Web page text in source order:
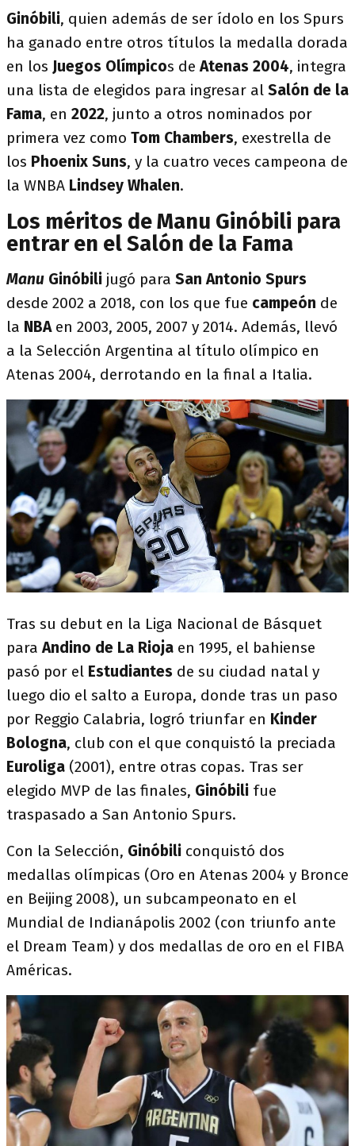
Ginóbili, quien además de ser ídolo en los Spurs
ha ganado entre otros títulos la medalla dorada
en los Juegos Olímpicos de Atenas 2004, integra
una lista de elegidos para ingresar al Salón de la
Fama, en 2022, junto a otros nominados por
primera vez como Tom Chambers, exestrella de
los Phoenix Suns, y la cuatro veces campeona de
la WNBA Lindsey Whalen.
Los méritos de Manu Ginóbili para
entrar en el Salón de la Fama
Manu Ginóbili jugó para San Antonio Spurs
desde 2002 a 2018, con los que fue campeón de
la NBA en 2003, 2005, 2007 y 2014. Además, llevó
a la Selección Argentina al título olímpico en
Atenas 2004, derrotando en la final a Italia.
Tras su debut en la Liga Nacional de Básquet
para Andino de La Rioja en 1995, el bahiense
pasó por el Estudiantes de su ciudad natal y
luego dio el salto a Europa, donde tras un paso
por Reggio Calabria, logró triunfar en Kinder
Bologna, club con el que conquistó la preciada
Euroliga (2001), entre otras copas. Tras ser
elegido MVP de las finales, Ginóbili fue
traspasado a San Antonio Spurs.
Con la Selección, Ginóbili conquistó dos
medallas olímpicas (Oro en Atenas 2004 y Bronce
en Beijing 2008), un subcampeonato en el
Mundial de Indianápolis 2002 (con triunfo ante
el Dream Team) y dos medallas de oro en el FIBA
Américas.